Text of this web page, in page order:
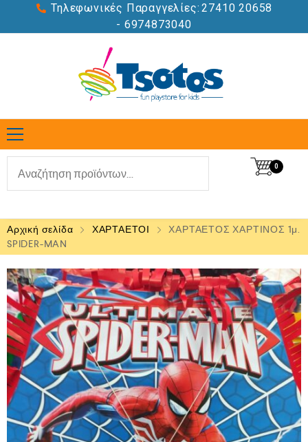
Τηλεφωνικές Παραγγελίες: 27410 20658
- 6974873040
0
Αρχική σελίδα ΧΑΡΤΑΕΤΟΙ
ΧΑΡΤΑΕΤΟΣ ΧΑΡΤΙΝΟΣ 1μ.
SPIDER-MAN